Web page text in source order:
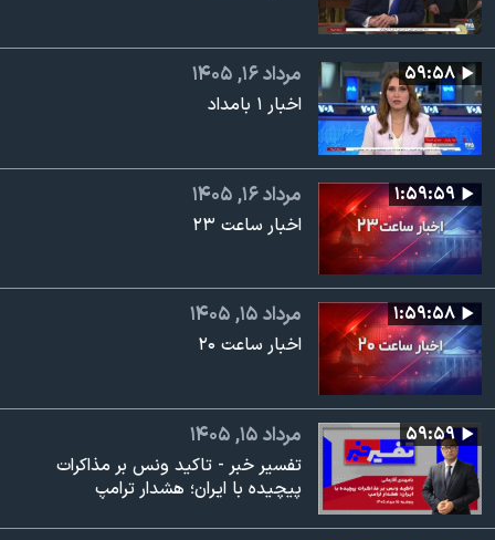
۵۹:۵۸ مرداد ۱۶, ۱۴۰۵
اخبار ۱ بامداد
۱:۵۹:۵۹ مرداد ۱۶, ۱۴۰۵
اخبار ساعت ۲۳
۱:۵۹:۵۸ مرداد ۱۵, ۱۴۰۵
اخبار ساعت ۲۰
۵۹:۵۹ مرداد ۱۵, ۱۴۰۵
تفسیر خبر - تاکید ونس بر مذاکرات
پیچیده با ایران؛ هشدار ترامپ